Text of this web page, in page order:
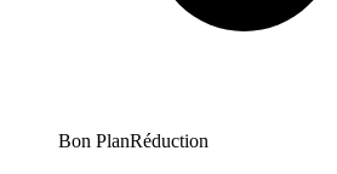
Bon PlanRéduction